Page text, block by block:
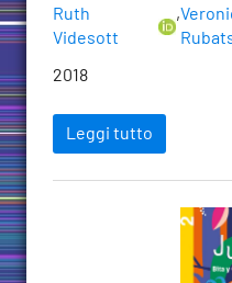
Ruth
Videsott
,
2018
Leggi tutto